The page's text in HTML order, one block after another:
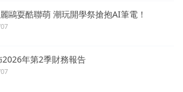
鷗耍酷聯萌 潮玩開學祭搶抱AI筆電！
年第2季財務報告